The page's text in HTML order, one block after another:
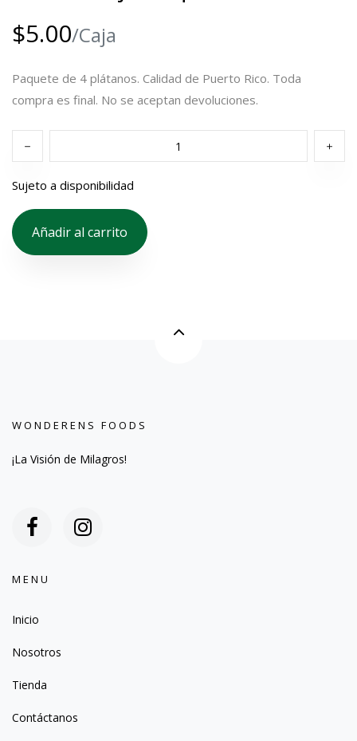
$5.00/Caja
Paquete de 4 plátanos. Calidad de Puerto Rico. Toda
compra es final. No se aceptan devoluciones.
Sujeto a disponibilidad
Añadir al carrito
WONDERENS FOODS
¡La Visión de Milagros!
MENU
Inicio
Nosotros
Tienda
Contáctanos